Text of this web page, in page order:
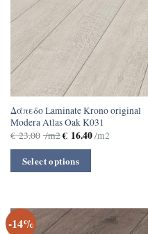
Δάπεδο Laminate Krono original
Modera Atlas Oak K031
€23.00 /m2€16.40/m2
Select options
-14%